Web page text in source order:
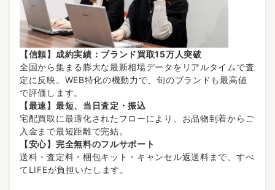
【信頼】成約実績：ブランド買取15万人突破
全国から集まる膨大な最新相場データをリアルタイムで査
定に反映。WEB特化の機動力で、旬のブランドも最高値
で評価します。
【最速】最短、当日査定・振込
宅配買取に最適化されたフローにより、お品物到着からご
入金まで最短距離で完結。
【安心】完全無料のフルサポート
送料・査定料・梱包キット・キャンセル返送料まで、すべ
てLIFEが負担いたします。